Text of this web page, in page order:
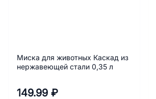
Миска для животных Каскад из
нержавеющей стали 0,35 л
149.99 ₽